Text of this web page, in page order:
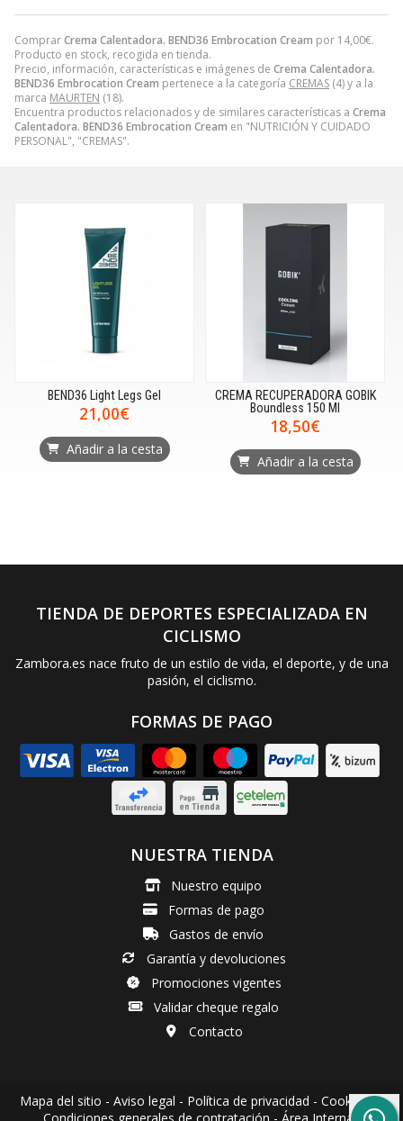
ComprarCrema Calentadora. BEND36 Embrocation Cream por 14,00€.
Producto en stock, recogida en tienda.
Precio, información, características e imágenes de Crema Calentadora.
BEND36 Embrocation Cream pertenece a la categoría CREMAS (4) y a la
marca MAURTEN (18).
Encuentra productos relacionados y de similares características a Crema
Calentadora. BEND36 Embrocation Cream en "NUTRICIÓN Y CUIDADO
PERSONAL", "CREMAS".
BEND36 Light Legs Gel
21,00€
Añadir a la cesta
CREMA RECUPERADORA GOBIK
Boundless 150 Ml
18,50€
Añadir a la cesta
TIENDA DE DEPORTES ESPECIALIZADA EN
CICLISMO
Zambora.es nace fruto de un estilo de vida, el deporte, y de una
pasión, el ciclismo.
FORMAS DE PAGO
NUESTRA TIENDA
Nuestro equipo
Formas de pago
Gastos de envío
Garantía y devoluciones
Promociones vigentes
Validar cheque regalo
Contacto
Mapa del sitio - Aviso legal - Política de privacidad - Cookies-